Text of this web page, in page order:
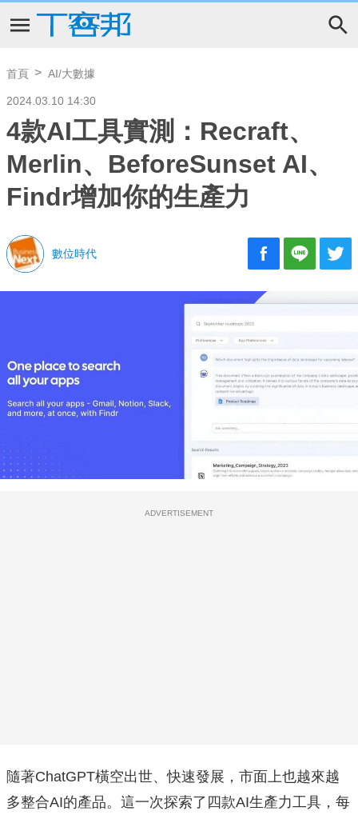
首頁 AI/大數據
2024.03.10 14:30
4款AI工具實測：Recraft、
Merlin、BeforeSunset AI、
Findr增加你的生產力
數位時代
ADVERTISEMENT
隨著ChatGPT橫空出世、快速發展，市面上也越來越
多整合AI的產品。這一次探索了四款AI生產力工具，每